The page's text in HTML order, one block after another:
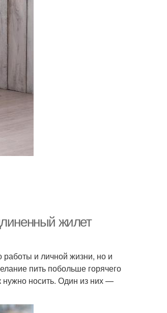
жилет
и личной жизни, но и
пить побольше горячего
носить. Один из них —